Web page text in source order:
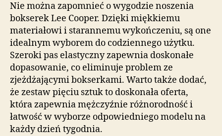
Nie można zapomnieć o wygodzie noszenia
bokserek Lee Cooper. Dzięki miękkiemu
materiałowi i starannemu wykończeniu, są one
idealnym wyborem do codziennego użytku.
Szeroki pas elastyczny zapewnia doskonałe
dopasowanie, co eliminuje problem ze
zjeżdżającymi bokserkami. Warto także dodać,
że zestaw pięciu sztuk to doskonała oferta,
która zapewnia mężczyźnie różnorodność i
łatwość w wyborze odpowiedniego modelu na
każdy dzień tygodnia.